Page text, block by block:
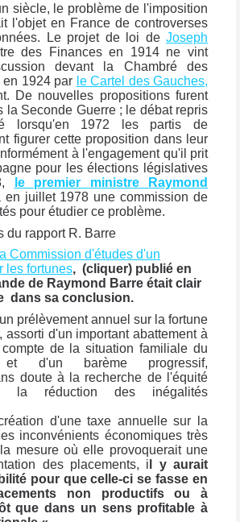
siècle, le problème de l'imposition
l'objet en France de controverses
Le projet de loi de Joseph
des Finances en 1914 ne vint
devant la Chambré des
en 1924 par le Cartel des Gauches,
De nouvelles propositions furent
la Seconde Guerre ; le débat repris
lorsqu'en 1972 les partis de
figurer cette proposition dans leur
à l'engagement qu'il prit
pour les élections législatives
le premier ministre Raymond
en juillet 1978 une commission de
pour étudier ce problème.
du rapport R. Barre
Commission d'études d'un
les fortunes, (cliquer) publié en
de Raymond Barre était clair
dans sa conclusion.
prélèvement annuel sur la fortune
assorti d'un important abattement à
de la situation familiale du
et d'un barème progressif,
doute à la recherche de l'équité
réduction des inégalités
d'une taxe annuelle sur la
inconvénients économiques très
mesure où elle provoquerait une
des placements, i l y aurait
pour que celle-ci se fasse en
non productifs ou à
que dans un sens profitable à